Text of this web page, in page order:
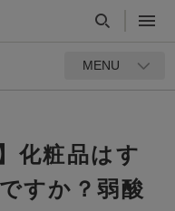
MENU
化粧品はす
すか？弱酸